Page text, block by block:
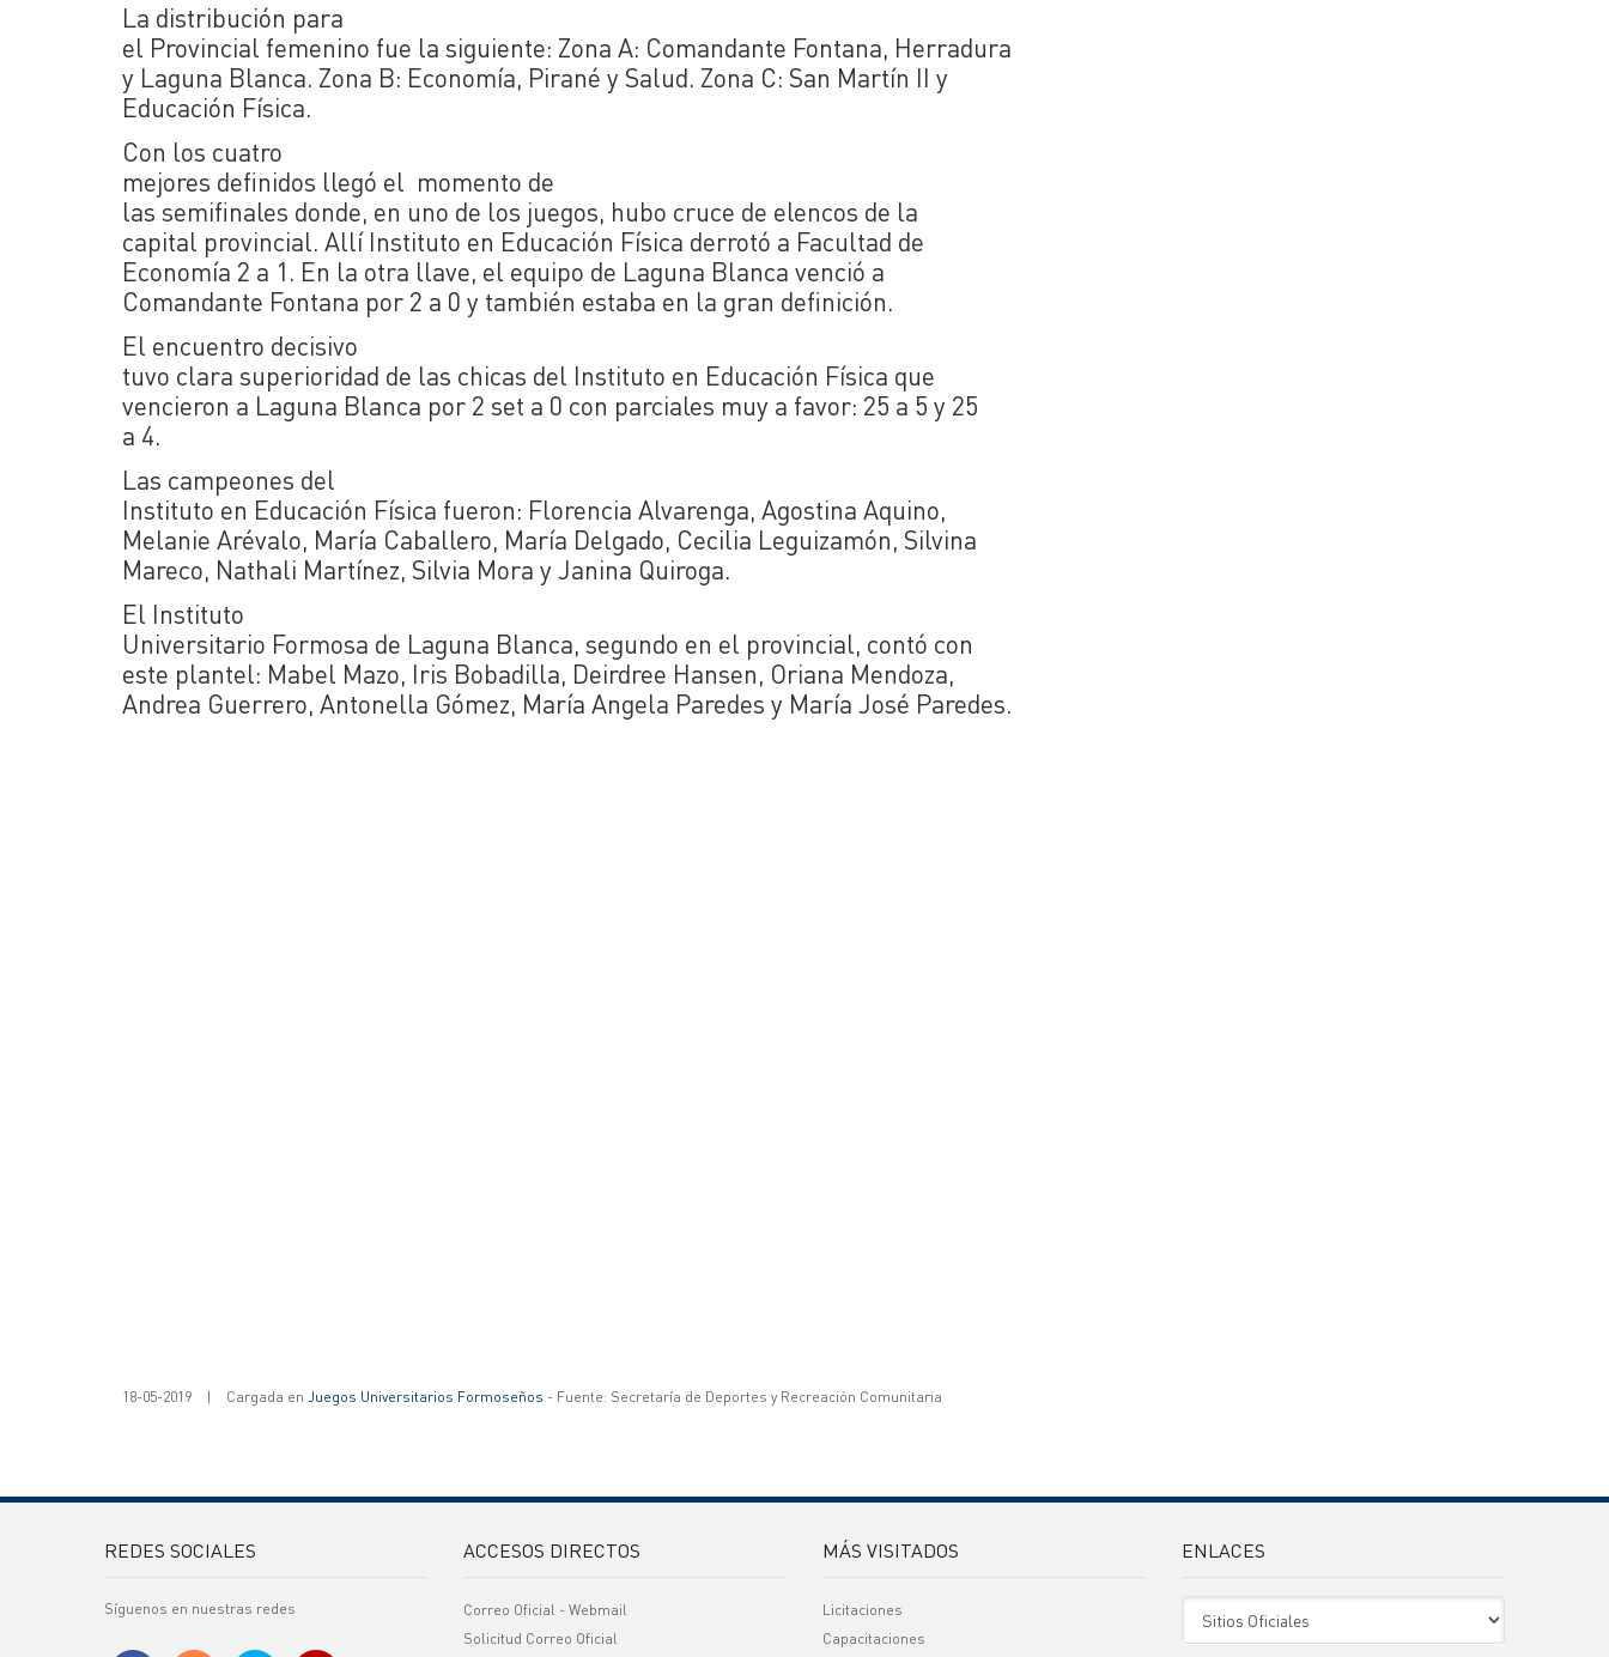
La distribución para
el Provincial femenino fue la siguiente: Zona A: Comandante Fontana, Herradura
y Laguna Blanca. Zona B: Economía, Pirané y Salud. Zona C: San Martín II y
Educación Física.
Con los cuatro
mejores definidos llegó el momento de
las semifinales donde, en uno de los juegos, hubo cruce de elencos de la
capital provincial. Allí Instituto en Educación Física derrotó a Facultad de
Economía 2 a 1. En la otra llave, el equipo de Laguna Blanca venció a
Comandante Fontana por 2 a 0 y también estaba en la gran definición.
El encuentro decisivo
tuvo clara superioridad de las chicas del Instituto en Educación Física que
vencieron a Laguna Blanca por 2 set a 0 con parciales muy a favor: 25 a 5 y 25
a 4.
Las campeones del
Instituto en Educación Física fueron: Florencia Alvarenga, Agostina Aquino,
Melanie Arévalo, María Caballero, María Delgado, Cecilia Leguizamón, Silvina
Mareco, Nathali Martínez, Silvia Mora y Janina Quiroga.
El Instituto
Universitario Formosa de Laguna Blanca, segundo en el provincial, contó con
este plantel: Mabel Mazo, Iris Bobadilla, Deirdree Hansen, Oriana Mendoza,
Andrea Guerrero, Antonella Gómez, María Angela Paredes y María José Paredes.
18-05-2019 | Cargada en Juegos Universitarios Formoseños - Fuente: Secretaría de Deportes y Recreación Comunitaria
REDES SOCIALES
Síguenos en nuestras redes
ACCESOS DIRECTOS
Correo Oficial - Webmail
Solicitud Correo Oficial
MÁS VISITADOS
Licitaciones
Capacitaciones
ENLACES